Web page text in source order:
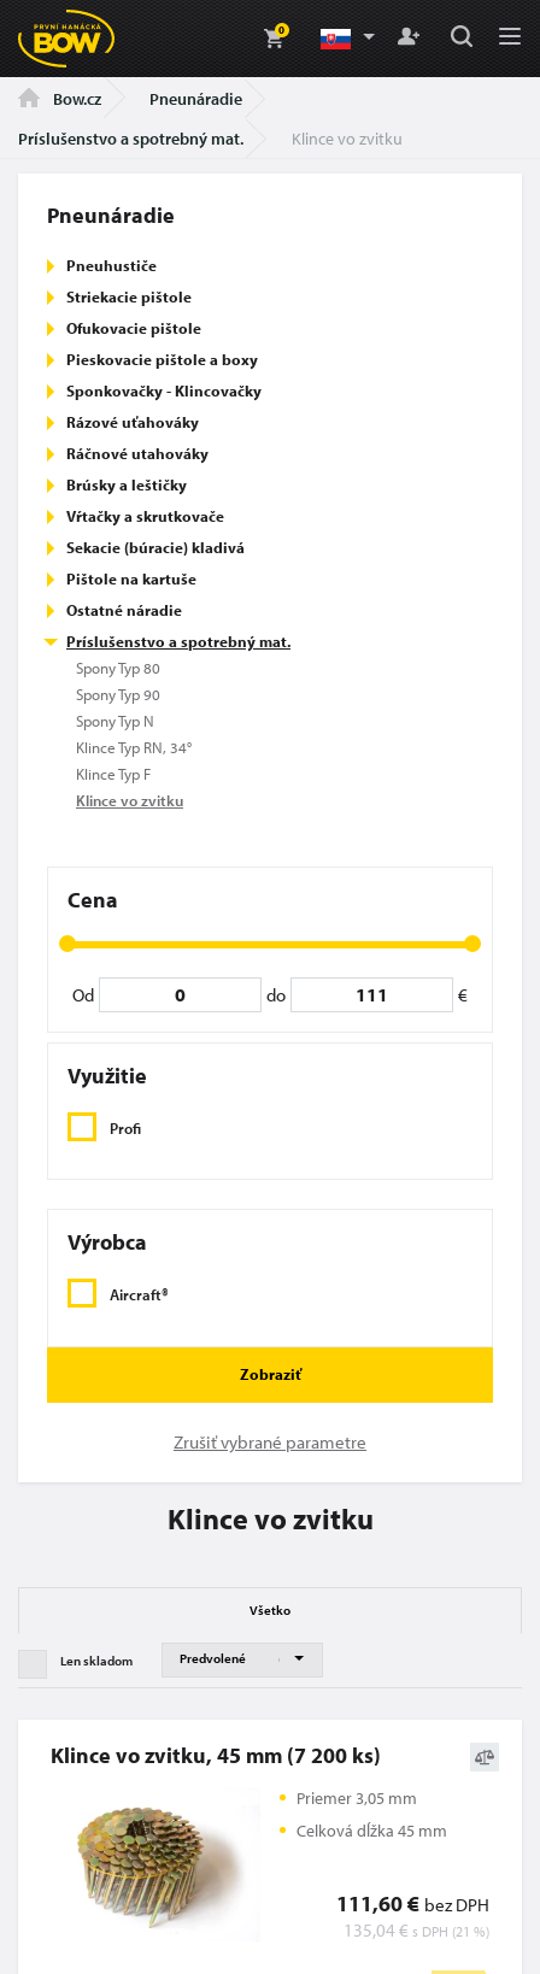
0
Bow.cz
Pneunáradie
Príslušenstvo a spotrebný mat.
Klince vo zvitku
Pneunáradie
Pneuhustiče
Striekacie pištole
Ofukovacie pištole
Pieskovacie pištole a boxy
Sponkovačky - Klincovačky
Rázové uťahováky
Ráčnové utahováky
Brúsky a leštičky
Vŕtačky a skrutkovače
Sekacie (búracie) kladivá
Pištole na kartuše
Ostatné náradie
Príslušenstvo a spotrebný mat.
Spony Typ 80
Spony Typ 90
Spony Typ N
Klince Typ RN, 34°
Klince Typ F
Klince vo zvitku
Cena
Od do €
Využitie
Profi
Výrobca
Aircraft®
Zobraziť
Zrušiť vybrané parametre
Klince vo zvitku
Všetko
Len skladom
Klince vo zvitku, 45 mm (7 200 ks)
Priemer 3,05 mm
Celková dĺžka 45 mm
111,60 € bez DPH
135,04 € s DPH (21 %)